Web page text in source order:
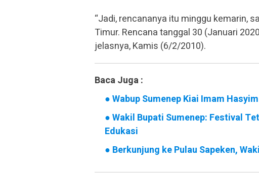
“Jadi, rencananya itu minggu kemarin,
Timur. Rencana tanggal 30 (Januari
jelasnya, Kamis (6/2/2010).
Baca Juga :
●Wabup Sumenep Kiai Imam
●Wakil Bupati Sumenep: Festival
Edukasi
● Berkunjung ke Pulau Sapeken,